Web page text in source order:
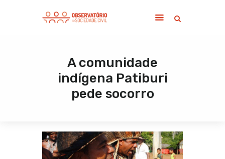
A comunidade
indígena Patiburi
pede socorro
Sobre
Notícias